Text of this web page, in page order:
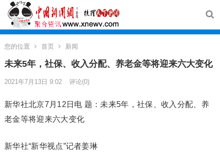
您的位置 首页 新闻
未来5年，社保、收入分配、养老金等将迎来六大变化
2021年7月13日 9:02 评论(0)
新华社北京7月12日电 题：未来5年，社保、收入分配、养
老金等将迎来六大变化
新华社“新华视点”记者姜琳